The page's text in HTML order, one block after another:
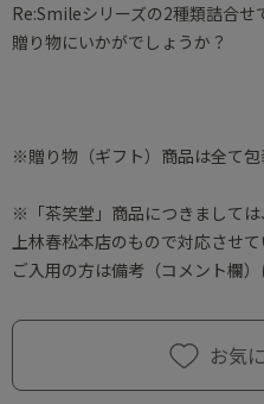
Re:Smileシリーズの2種類詰合せ
贈り物にいかがでしょうか？
※贈り物（ギフト）商品は全て包
※「茶笑堂」商品につきましては
上林春松本店のもので対応させて
ご入用の方は備考（コメント欄）
お気